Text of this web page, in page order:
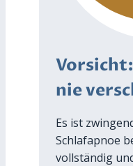
nie
Es ist
Schlafapnoe
vollständig